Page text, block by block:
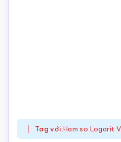
Tag với:Ham so Logarit